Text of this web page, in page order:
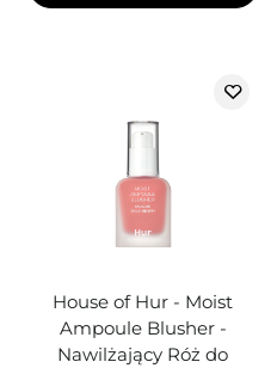
House of Hur - Moist
Ampoule Blusher -
Nawilżający Róż do